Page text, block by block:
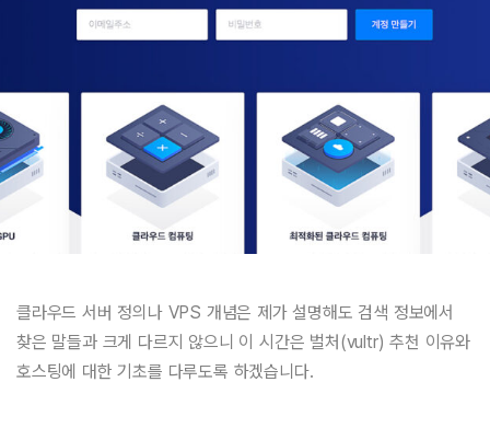
클라우드 서버 정의나 VPS 개념은 제가 설명해도 검색 정보에서
찾은 말들과 크게 다르지 않으니 이 시간은 벌처(vultr) 추천 이유와
호스팅에 대한 기초를 다루도록 하겠습니다.